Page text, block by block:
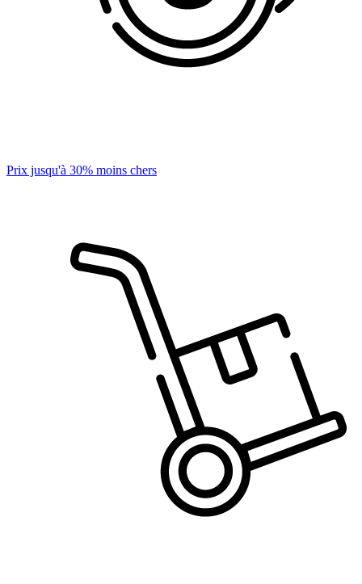
Prix jusqu'à 30% moins chers